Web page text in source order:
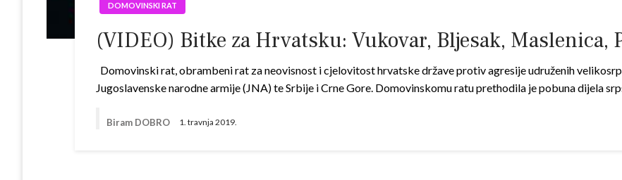
DOMOVINSKI RAT
(VIDEO) Bitke za Hrvatsku: Vukovar, Bljesak, Maslenica,
Domovinski rat, obrambeni rat za neovisnost i cjelovitost hrvatske države protiv agresije udruženih
Jugoslavenske narodne armije (JNA) te Srbije i Crne Gore. Domovinskomu ratu prethodila je pobuna dijela
Biram DOBRO 1. travnja 2019.